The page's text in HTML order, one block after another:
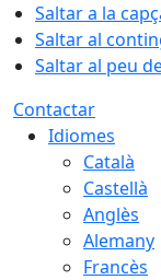
Saltar a la
Saltar al
Saltar al peu
Contactar
Idiomes
Català
Castellà
Anglès
Alemany
Francès